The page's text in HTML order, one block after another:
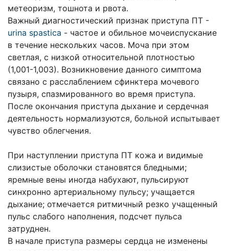
метеоризм, тошнота и рвота.
Важный диагностический признак приступа ПТ -
urina spastica - частое и обильное мочеиспускание
в течение нескольких часов. Моча при этом
светлая, с низкой относительной плотностью
(1,001-1,003). Возникновение данного симптома
связано с расслаблением сфинктера мочевого
пузыря, спазмированного во время приступа.
После окончания приступа дыхание и сердечная
деятельность нормализуются, больной испытывает
чувство облегчения.
При наступлении приступа ПТ кожа и видимые
слизистые оболочки становятся бледными;
яремные вены иногда набухают, пульсируют
синхронно артериальному пульсу; учащается
дыхание; отмечается ритмичный резко учащенный
пульс слабого наполнения, подсчет пульса
затруднен.
В начале приступа размеры сердца не изменены